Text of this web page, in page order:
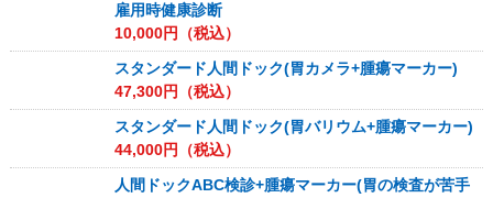
雇用時健康診断
10,000円（税込）
スタンダード人間ドック(胃カメラ+腫瘍マーカー)
47,300円（税込）
スタンダード人間ドック(胃バリウム+腫瘍マーカー)
44,000円（税込）
人間ドックABC検診+腫瘍マーカー(胃の検査が苦手